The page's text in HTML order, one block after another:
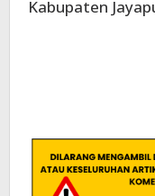
Kabupaten